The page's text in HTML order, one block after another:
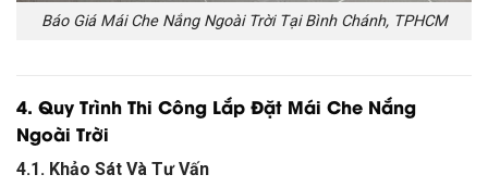
Báo Giá Mái Che Nắng Ngoài Trời Tại Bình Chánh, TPHCM
4. Quy Trình Thi Công Lắp Đặt Mái Che Nắng
Ngoài Trời
4.1. Khảo Sát Và Tư Vấn